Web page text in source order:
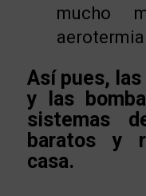
mucho
Así pues,
y las
sistemas
baratos y
casa.